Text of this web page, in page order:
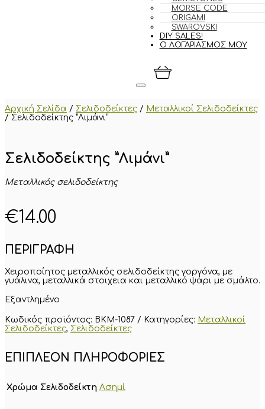
MORSE CODE
ORIGAMI
SWAROVSKI
DIY SALES!
Ο ΛΟΓΑΡΙΑΣΜΟΣ ΜΟΥ
Αρχική Σελίδα / Σελιδοδείκτες / Μεταλλικοί Σελιδοδείκτες
/ Σελιδοδείκτης ”Λιμάνι”
Σελιδοδείκτης ”Λιμάνι”
Μεταλλικός σελιδοδείκτης
€14.00
ΠΕΡΙΓΡΑΦΗ
Χειροποίητος μεταλλικός σελιδοδείκτης γοργόνα, με
γυάλινα, μεταλλικά στοιχεια και μεταλλικό ψάρι με σμάλτο.
Εξαντλημένο
Κωδικός προϊόντος: BKM-1087 Κατηγορίες: Μεταλλικοί
Σελιδοδείκτες, Σελιδοδείκτες
ΕΠΙΠΛΈΟΝ ΠΛΗΡΟΦΟΡΊΕΣ
Χρώμα Σελιδοδείκτη Ασημί